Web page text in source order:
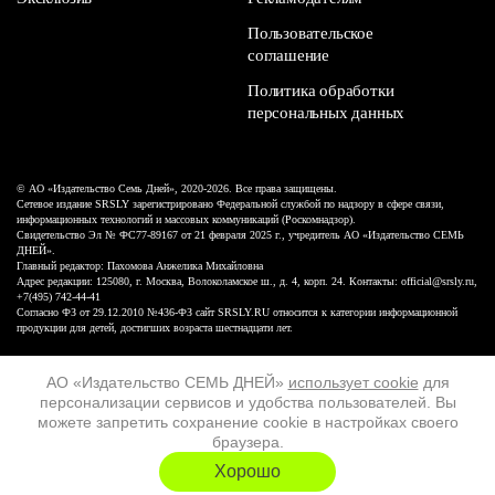
АО «Издательство СЕМЬ ДНЕЙ» использует cookie для
персонализации сервисов и удобства пользователей. Вы
можете запретить сохранение cookie в настройках своего
браузера.
Хорошо
Пользовательское
соглашение
Политика обработки
персональных данных
16+
© АО «Издательство Семь Дней», 2020-2026. Все права защищены.
Сетевое издание SRSLY зарегистрировано Федеральной службой по надзору в сфере связи,
информационных технологий и массовых коммуникаций (Роскомнадзор).
Свидетельство Эл № ФС77-89167 от 21 февраля 2025 г., учредитель АО «Издательство СЕМЬ
ДНЕЙ».
Главный редактор: Пахомова Анжелика Михайловна
Адрес редакции: 125080, г. Москва, Волоколамское ш., д. 4, корп. 24. Контакты: official@srsly.ru,
+7(495) 742-44-41
Согласно ФЗ от 29.12.2010 №436-ФЗ сайт SRSLY.RU относится к категории информационной
продукции для детей, достигших возраста шестнадцати лет.
ХОЧУ ЕЩЁ